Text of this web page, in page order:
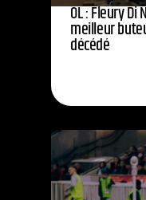
OL : Fleury
meilleur
décédé